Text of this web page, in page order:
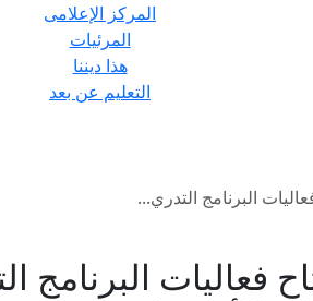
المركز الإعلامى
المرئيات
هذا ديننا
التعليم عن بعد
البرنامج التدري...
فعاليات البرنامج